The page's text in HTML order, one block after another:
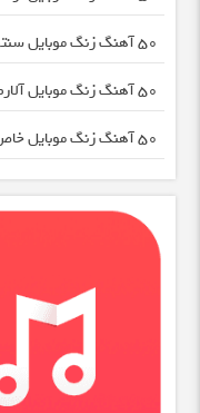
50 آهنگ زنگ موبایل سنتور
50 آهنگ زنگ موبایل آلارم
50 آهنگ زنگ موبایل خاص